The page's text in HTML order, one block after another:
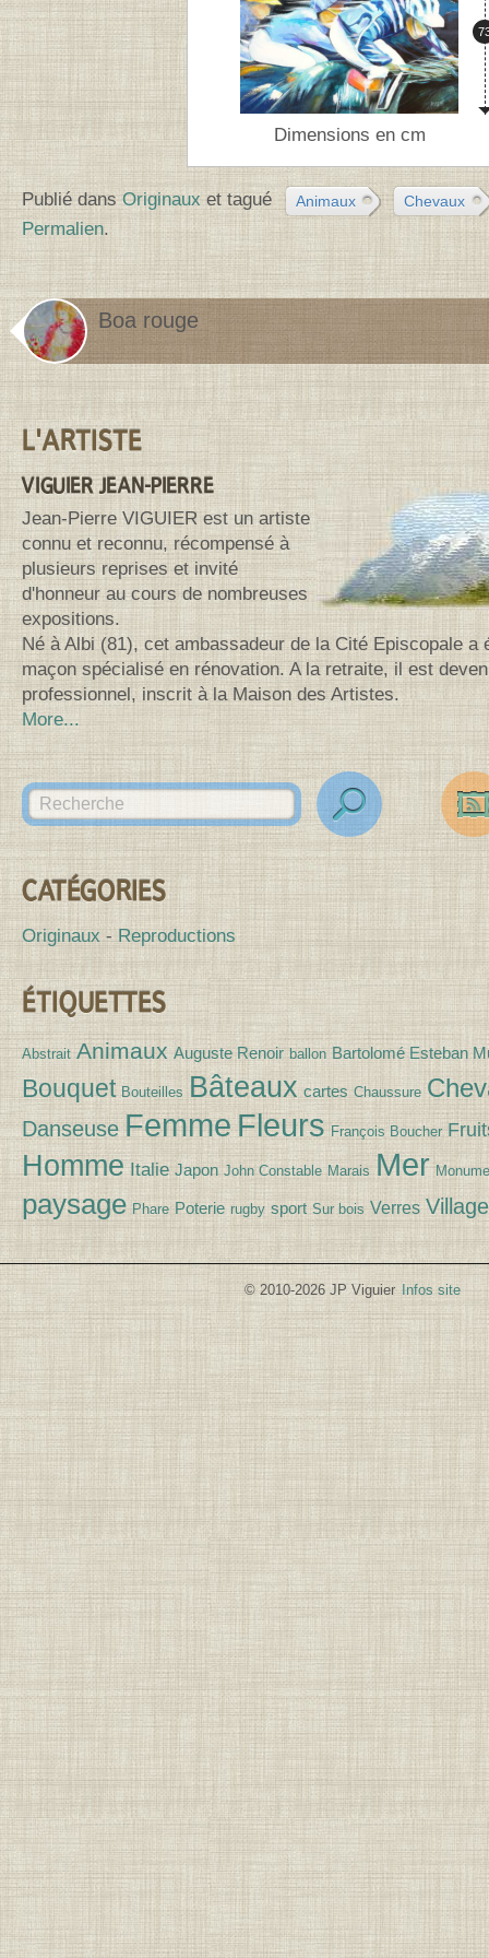
Dimensions en cm
Publié dansOriginaux et tagué Animaux Chevaux
Permalien.
Boa rouge
Contenu de la barre latérale
L'ARTISTE
VIGUIER JEAN-PIERRE
Jean-Pierre VIGUIER est un artiste
connu et reconnu, récompensé à
plusieurs reprises et invité
d'honneur au cours de nombreuses
expositions.
Né à Albi (81), cet ambassadeur de la Cité Episcopale a
maçon spécialisé en rénovation. A la retraite, il est
professionnel, inscrit à la Maison des Artistes.
More...
Search for:
des
CATÉGORIES
Originaux Reproductions
ÉTIQUETTES
Abstrait Animaux Auguste Renoir ballon Bartolomé Esteban
Bouquet Bouteilles Bâteaux cartes Chaussure
Danseuse FemmeFleurs François Boucher
Homme Italie Japon John Constable Marais Mer
paysage Phare Poterie rugby sport Sur bois Verres Village
© 2010-2026 JP Viguier Infos site